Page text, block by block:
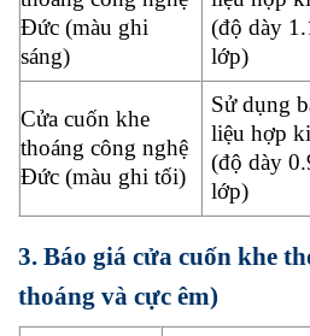
Đức (màu ghi
sáng)
(độ dày
lớp)
Cửa cuốn khe
thoáng công nghệ
Đức (màu ghi tối)
Sử dụng
liệu hợp
(độ dày
lớp)
3. Báo giá cửa cuốn khe
thoáng và cực êm)